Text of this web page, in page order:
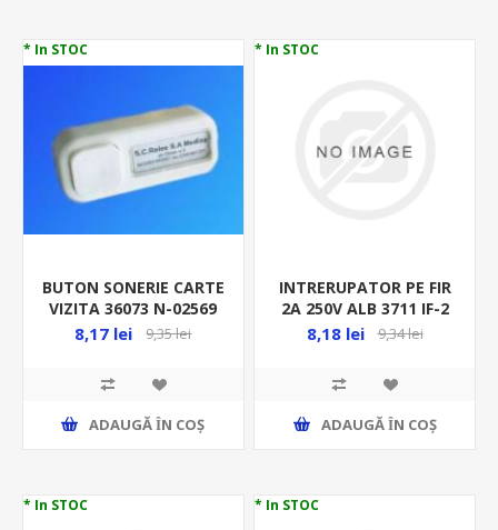
* In STOC
BUTON SONERIE CARTE
VIZITA 36073 N-02569
8,17 lei 9,35 lei
ADAUGĂ ȊN COŞ
* In STOC
INTRERUPATOR PE FIR
2A 250V ALB 3711 IF-2
N-03711 41893
8,18 lei 9,34 lei
ADAUGĂ ȊN COŞ
* In STOC * In STOC